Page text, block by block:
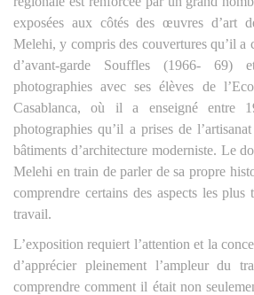
exposées aux côtés des œuvres d’art
Melehi, y compris des couvertures qu’il a
d’avant-garde Souffles (1966- 69)
photographies avec ses élèves de
Casablanca, où il a enseigné entre
photographies qu’il a prises de
bâtiments d’architecture moderniste. Le
Melehi en train de parler de sa propre
comprendre certains des aspects les plus
travail.
L’exposition requiert l’attention et la
d’apprécier pleinement l’ampleur du
comprendre comment il était non